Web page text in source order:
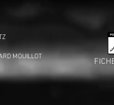
MOUILLOT